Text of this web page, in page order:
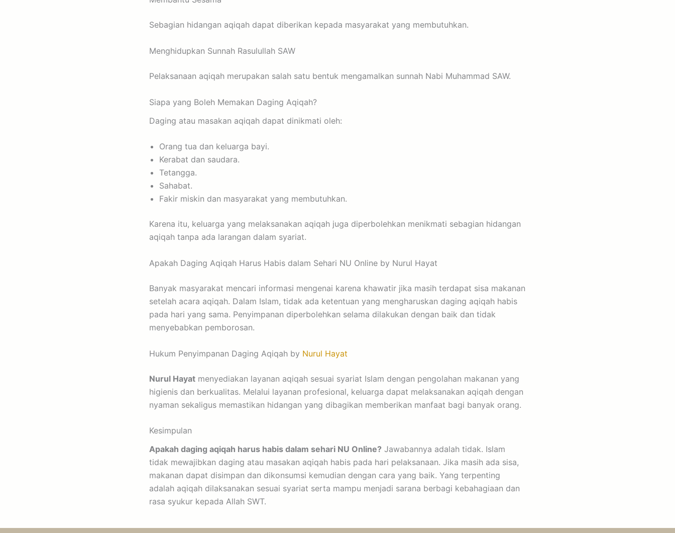
Sebagian hidangan aqiqah dapat diberikan kepada masyarakat yang membutuhkan.
Menghidupkan Sunnah Rasulullah SAW
Pelaksanaan aqiqah merupakan salah satu bentuk mengamalkan sunnah Nabi Muhammad SAW.
Siapa yang Boleh Memakan Daging Aqiqah?
Daging atau masakan aqiqah dapat dinikmati oleh:
Orang tua dan keluarga bayi.
Kerabat dan saudara.
Tetangga.
Sahabat.
Fakir miskin dan masyarakat yang membutuhkan.
Karena itu, keluarga yang melaksanakan aqiqah juga diperbolehkan menikmati sebagian hidangan
aqiqah tanpa ada larangan dalam syariat.
Apakah Daging Aqiqah Harus Habis dalam Sehari NU Online by Nurul Hayat
Banyak masyarakat mencari informasi mengenai karena khawatir jika masih terdapat sisa makanan
setelah acara aqiqah. Dalam Islam, tidak ada ketentuan yang mengharuskan daging aqiqah habis
pada hari yang sama. Penyimpanan diperbolehkan selama dilakukan dengan baik dan tidak
menyebabkan pemborosan.
Hukum Penyimpanan Daging Aqiqah by Nurul Hayat
Nurul Hayat menyediakan layanan aqiqah sesuai syariat Islam dengan pengolahan makanan yang
higienis dan berkualitas. Melalui layanan profesional, keluarga dapat melaksanakan aqiqah dengan
nyaman sekaligus memastikan hidangan yang dibagikan memberikan manfaat bagi banyak orang.
Kesimpulan
Apakah daging aqiqah harus habis dalam sehari NU Online? Jawabannya adalah tidak. Islam
tidak mewajibkan daging atau masakan aqiqah habis pada hari pelaksanaan. Jika masih ada sisa,
makanan dapat disimpan dan dikonsumsi kemudian dengan cara yang baik. Yang terpenting
adalah aqiqah dilaksanakan sesuai syariat serta mampu menjadi sarana berbagi kebahagiaan dan
rasa syukur kepada Allah SWT.